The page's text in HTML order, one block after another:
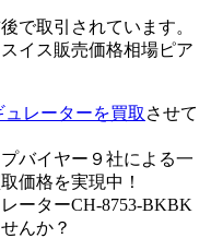
で取引されています。
イス販売価格相場ピア
レーターを買取 させて
バイヤー９社による一
価格を実現中！
ーターCH-8753-BKBK
んか？